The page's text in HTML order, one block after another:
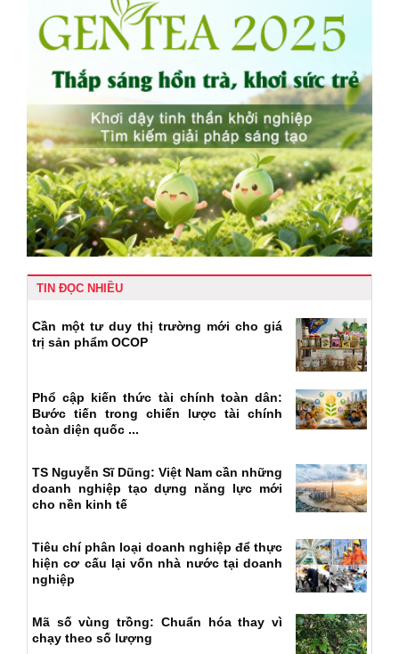
TIN ĐỌC NHIỀU
Cần một tư duy thị trường mới cho giá
trị sản phẩm OCOP
Phổ cập kiến thức tài chính toàn dân:
Bước tiến trong chiến lược tài chính
toàn diện quốc ...
TS Nguyễn Sĩ Dũng: Việt Nam cần những
doanh nghiệp tạo dựng năng lực mới
cho nền kinh tế
Tiêu chí phân loại doanh nghiệp để thực
hiện cơ cấu lại vốn nhà nước tại doanh
nghiệp
Mã số vùng trồng: Chuẩn hóa thay vì
chạy theo số lượng